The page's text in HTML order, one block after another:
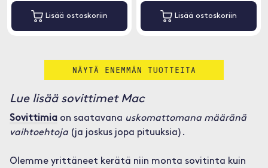
Lisää ostoskoriin Lisää ostoskoriin
NÄYTÄ ENEMMÄN TUOTTEITA
Lue lisää sovittimet Mac
Sovittimiaon saatavana uskomattomana määränä
vaihtoehtoja(ja joskus jopa pituuksia).
Olemme yrittäneet kerätä niin monta sovitinta kuin